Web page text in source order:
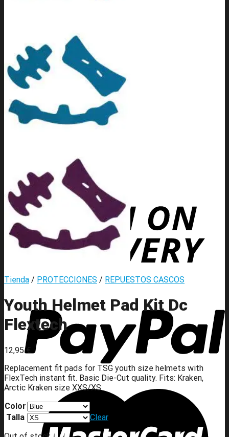
for:
0,00€ 0
No products in the cart.
No products in the cart.
Tienda / PROTECCIONES / REPUESTOS CASCOS
Youth Helmet Pad Kit Dc
Flextech
12,95€
Replacement fit pads for TSG youth size helmets with
FlexTech instant fit. Basic Die-Cut quality. Fits: Kraken,
Arctic Kraken size XXS/XS
Color
Talla
Clear